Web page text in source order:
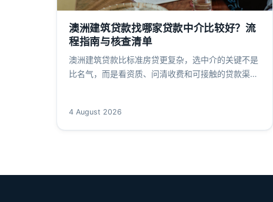
澳洲建筑贷款找哪家贷款中介比较好？流
程指南与核查清单
澳洲建筑贷款比标准房贷更复杂，选中介的关键不是
比名气，而是看资质、问清收费和可接触的贷款渠
安全推进建房融资。
4 August 2026